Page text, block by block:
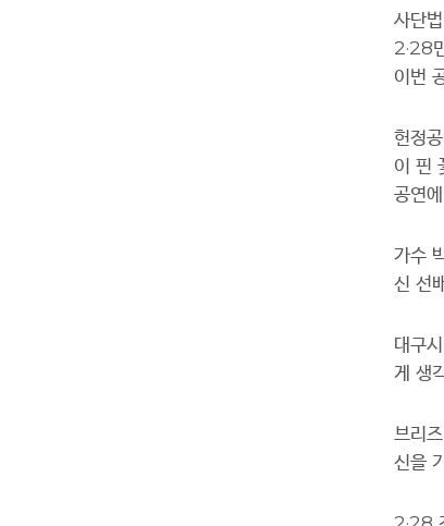
사단
2·28
이번
헌정
이 핀
공연
가수
신 선
대구
게 생
브리
신을